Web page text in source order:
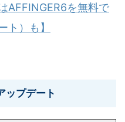
AFFINGER6を無料で
ト）も】
プデート